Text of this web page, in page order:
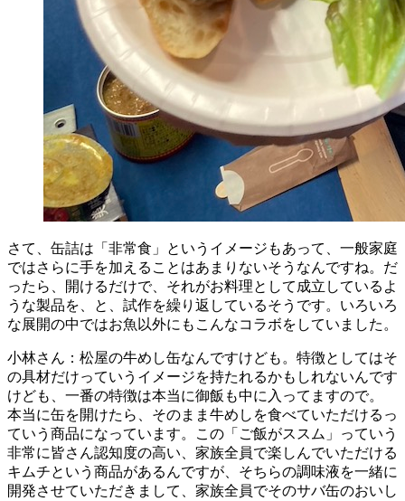
さて、缶詰は「非常食」というイメージもあって、一般家庭
ではさらに手を加えることはあまりないそうなんですね。だ
ったら、開けるだけで、それがお料理として成立しているよ
うな製品を、と、試作を繰り返しているそうです。いろいろ
な展開の中ではお魚以外にもこんなコラボをしていました。
小林さん：松屋の牛めし缶なんですけども。特徴としてはそ
の具材だけっていうイメージを持たれるかもしれないんです
けども、一番の特徴は本当に御飯も中に入ってますので。
本当に缶を開けたら、そのまま牛めしを食べていただけるっ
ていう商品になっています。この「ご飯がススム」っていう
非常に皆さん認知度の高い、家族全員で楽しんでいただける
キムチという商品があるんですが、そちらの調味液を一緒に
開発させていただきまして、家族全員でそのサバ缶のおいし